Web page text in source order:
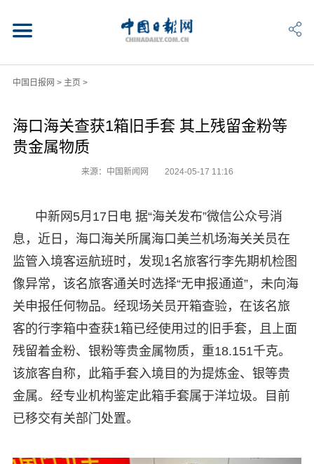
中国日报网 > 主页>
海口海关查获1箱旧手套 其上残留金粉等
贵金属物质
来源：中国新闻网 2024-05-17 11:16
中新网5月17日电 据“海关发布”微信公众号消
息，近日，海口海关所属海口美兰机场海关关员在
监管入境客运航班时，发现1名旅客行李先期机检图
像异常，该名旅客通关时选择“无申报通道”，未向海
关申报任何物品。经现场关员开箱查验，在该名旅
客的行李箱中查获1箱已经使用过的旧手套，且上面
残留着金粉、银粉等贵金属物质，重18.151千克。
该旅客自称，此箱手套入境目的为提炼金、银等贵
金属。经专业机构鉴定此箱手套属于洋垃圾。目前
已移交有关部门处置。